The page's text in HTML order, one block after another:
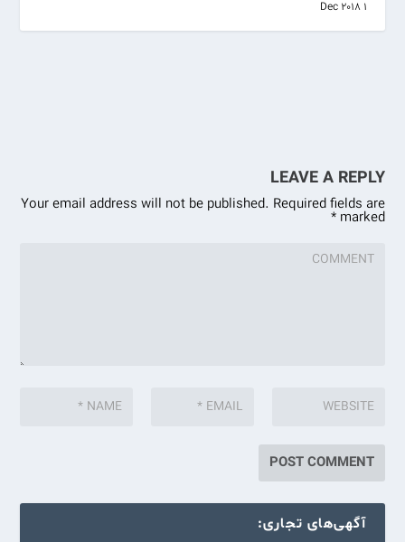
1 Dec 2018
LEAVE A REPLY
Your email address will not be published. Required fields are
marked
*
آگهی‌های تجاری: